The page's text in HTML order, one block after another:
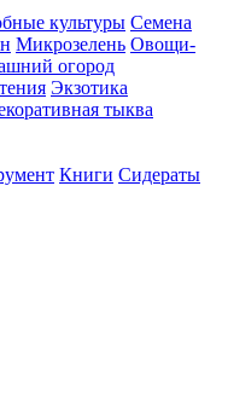
культуры Семена
Микрозелень Овощи-
огород
Экзотика
тыква
Книги Сидераты